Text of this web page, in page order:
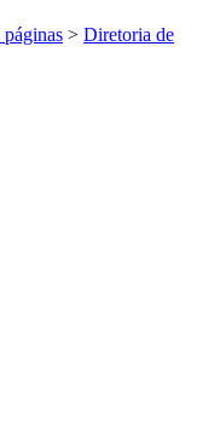
páginas > Diretoria de